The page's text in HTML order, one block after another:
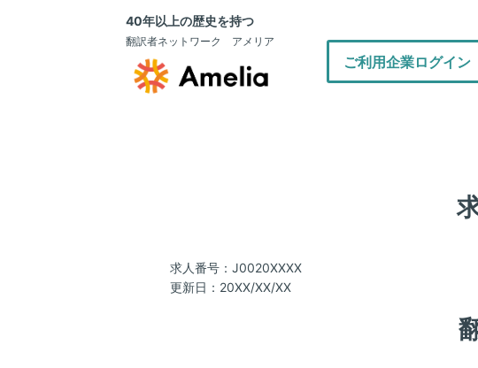
40年以上の歴史を持つ
翻訳者ネットワーク アメリア
ご利用企業ログイン
求人番号：J0020XXXX
更新日：20XX/XX/XX